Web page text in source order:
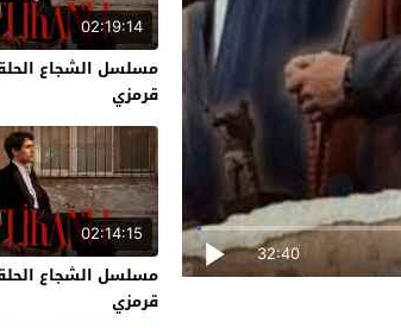
32:40
02:19:14
قرمزي
02:14:15
قرمزي